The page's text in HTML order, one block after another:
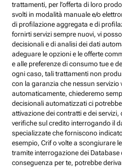
trattamenti, per l’offerta di loro
svolti in modalità manuale e/o
di profilazione aggregata e di
fornirti servizi sempre nuovi, vi
decisionali e di analisi dei dati
adeguare le opzioni e le offerte
e alle preferenze di consumo tue e
ogni caso, tali trattamenti non
con la garanzia che nessun servizio
automaticamente, chiederemo
decisionali automatizzati ci
attivazione dei contratti e dei
verifiche sul credito interrogando il
specializzate che forniscono
esempio, Crif o volte a scongiurare
tramite interrogazione dei Database
conseguenza per te, potrebbe